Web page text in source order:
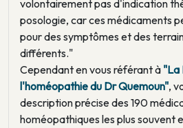
volontairement pas d'indication
posologie, car ces médicaments
pour des symptômes et des
différents."
Cependant en vous référant à "La
l'homéopathie du Dr Quemoun",
description précise des 190
homéopathiques les plus souvent